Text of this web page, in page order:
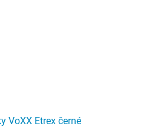
VoXX Etrex černé